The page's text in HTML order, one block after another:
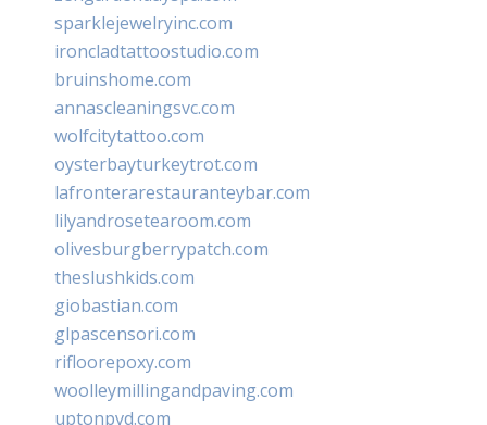
sparklejewelryinc.com
ironcladtattoostudio.com
bruinshome.com
annascleaningsvc.com
wolfcitytattoo.com
oysterbayturkeytrot.com
lafronterarestauranteybar.com
lilyandrosetearoom.com
olivesburgberrypatch.com
theslushkids.com
giobastian.com
glpascensori.com
rifloorepoxy.com
woolleymillingandpaving.com
uptonpvd.com